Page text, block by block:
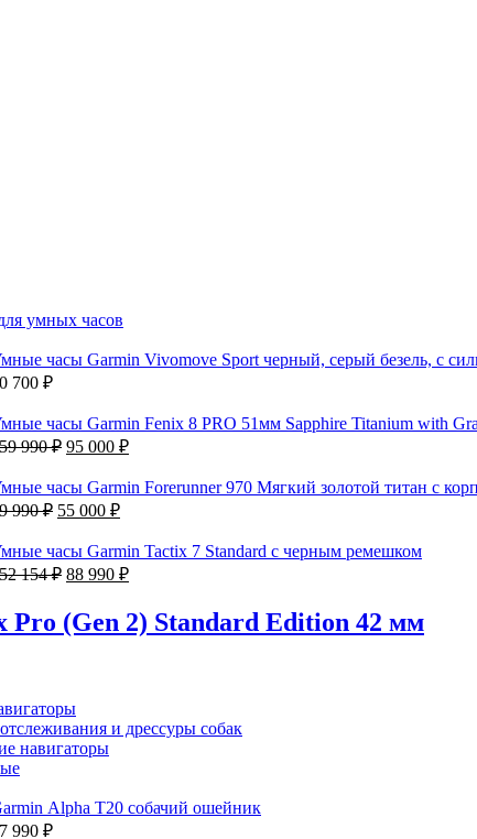
умных часов
часы Garmin Vivomove Sport черный, серый безель, с
700 ₽
часы Garmin Fenix 8 PRO 51мм Sapphire Titanium with
990₽ Первоначальная
составляла
159
990 ₽.
95 000 ₽Текущая
95
часы Garmin Forerunner 970 Мягкий золотой титан с
990₽ Первоначальная
составляла
89
990 ₽.
55 000 ₽Текущая
55
000 ₽.
часы Garmin Tactix 7 Standard с черным ремешком
154₽ Первоначальная
составляла
152
88 990 ₽Текущая
88
990 ₽.
Pro (Gen 2) Standard Edition 42 мм
и дрессуры собак
навигаторы
Alpha T20 собачий ошейник
990 ₽